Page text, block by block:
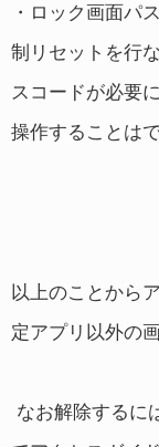
・ロック画面パ
制リセットを行
スコードが必要
操作することは
以上のことから
定アプリ以外の
なお解除するに